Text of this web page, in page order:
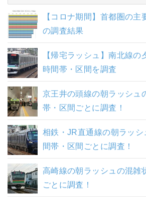
【コロナ期間】首都圏の
の調査結果
【帰宅ラッシュ】南北線の
時間帯・区間を調査
京王井の頭線の朝ラッシュ
帯・区間ごとに調査！
相鉄・JR直通線の朝ラッ
間帯・区間ごとに調査！
高崎線の朝ラッシュの混雑
ごとに調査！